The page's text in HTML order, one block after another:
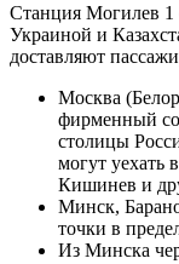
Станция Могилев 1
Украиной и
доставляют
Москва
фирменный
столицы
могут уехать
Кишинев и
Минск,
точки в
Из Минска